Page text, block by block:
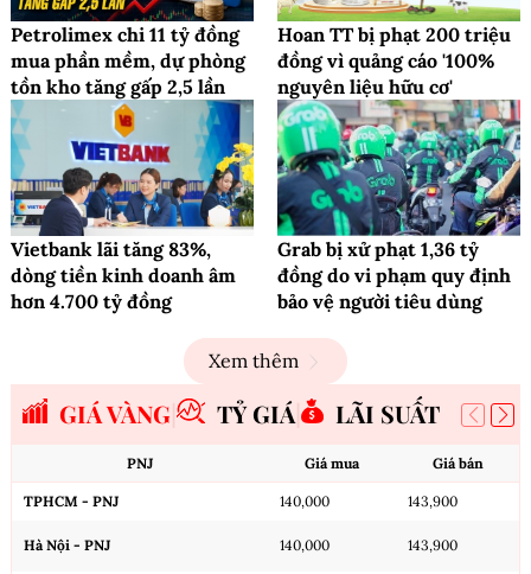
Petrolimex chi 11 tỷ đồng
mua phần mềm, dự phòng
tồn kho tăng gấp 2,5 lần
Hoan TT bị phạt 200 triệu
đồng vì quảng cáo '100%
nguyên liệu hữu cơ'
Vietbank lãi tăng 83%,
dòng tiền kinh doanh âm
hơn 4.700 tỷ đồng
Grab bị xử phạt 1,36 tỷ
đồng do vi phạm quy định
bảo vệ người tiêu dùng
Xem thêm
GIÁ VÀNG TỶ GIÁ LÃI SUẤT
PNJ Giá mua Giá bán
TPHCM - PNJ 140,000 143,900
Hà Nội - PNJ 140,000 143,900